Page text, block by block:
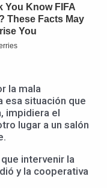
la mala
esa situación que
impidiera el
lugar a un salón
intervenir la
y la cooperativa